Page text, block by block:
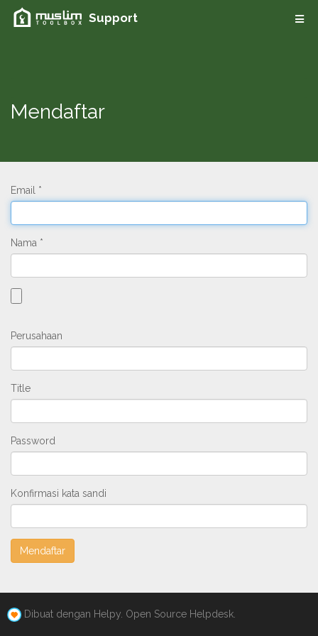
Support
Mendaftar
Email
Nama
Perusahaan
Title
Password
Konfirmasi kata sandi
Dibuat dengan Helpy. Open Source Helpdesk.